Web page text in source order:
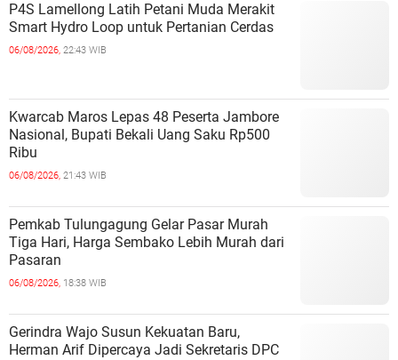
P4S Lamellong Latih Petani Muda Merakit
Smart Hydro Loop untuk Pertanian Cerdas
06/08/2026, 22:43 WIB
Kwarcab Maros Lepas 48 Peserta Jambore
Nasional, Bupati Bekali Uang Saku Rp500
Ribu
06/08/2026, 21:43 WIB
Pemkab Tulungagung Gelar Pasar Murah
Tiga Hari, Harga Sembako Lebih Murah dari
Pasaran
06/08/2026, 18:38 WIB
Gerindra Wajo Susun Kekuatan Baru,
Herman Arif Dipercaya Jadi Sekretaris DPC